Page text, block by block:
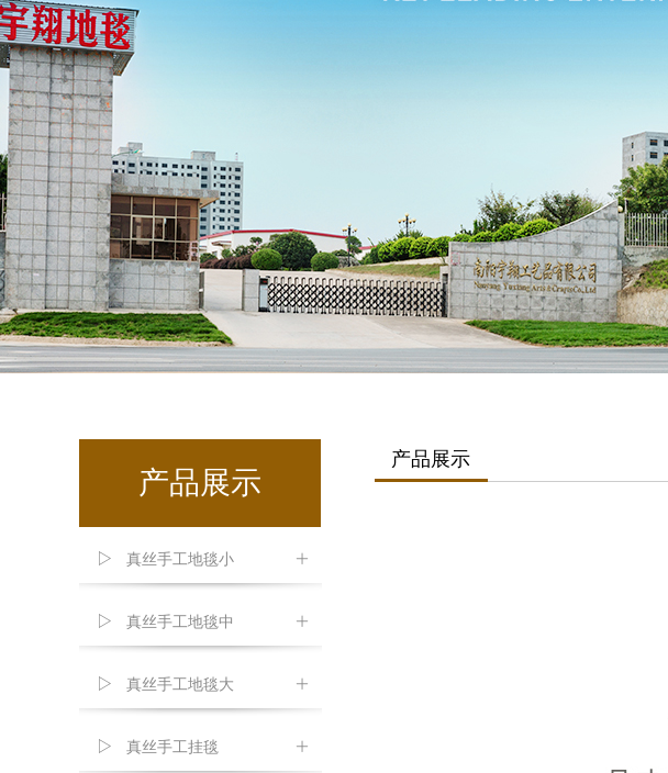
ꄶ
真丝手工地毯小
ꄶ
真丝手工地毯中
ꄶ
真丝手工地毯大
ꄶ
真丝手工挂毯
产品展示
产品展示